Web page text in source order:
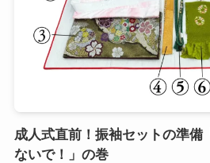
成人式直前！振袖セットの準備
ないで！」の巻